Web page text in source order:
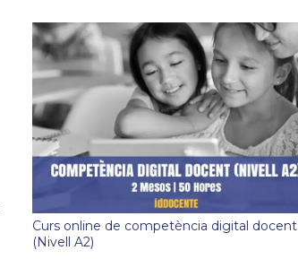
Curs online de competència digital docent
(Nivell A2)